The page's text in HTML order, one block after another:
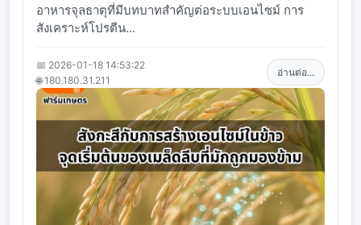
อาหารจุลธาตุที่มีบทบาทสำคัญต่อระบบเอนไซม์ การ
สังเคราะห์โปรตีน...
📅 2026-01-18 14:53:22
🌐 180.180.31.211
อ่านต่อ...